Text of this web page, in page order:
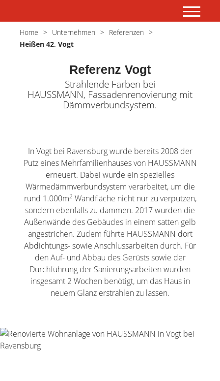
Home Unternehmen
Referenzen
Heißen 42, Vogt
Referenz Vogt
Strahlende Farben bei
HAUSSMANN, Fassadenrenovierung mit
Dämmverbundsystem.
In Vogt bei Ravensburg wurde bereits 2008 der
Putz eines Mehrfamilienhauses von HAUSSMANN
erneuert. Dabei wurde ein spezielles
Wärmedämmverbundsystem verarbeitet, um die
rund 1.000m2 Wandfläche nicht nur zu verputzen,
sondern ebenfalls zu dämmen. 2017 wurden die
Außenwände des Gebäudes in einem satten gelb
angestrichen. Zudem führte HAUSSMANN dort
Abdichtungs- sowie Anschlussarbeiten durch. Für
den Auf- und Abbau des Gerüsts sowie der
Durchführung der Sanierungsarbeiten wurden
insgesamt 2 Wochen benötigt, um das Haus in
neuem Glanz erstrahlen zu lassen.